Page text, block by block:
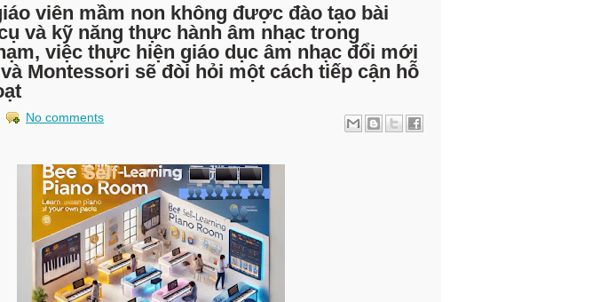
viên mầm non không được đào tạo bài
và kỹ năng thực hành âm nhạc trong
việc thực hiện giáo dục âm nhạc đổi mới
Montessori sẽ đòi hỏi một cách tiếp cận hỗ
No comments